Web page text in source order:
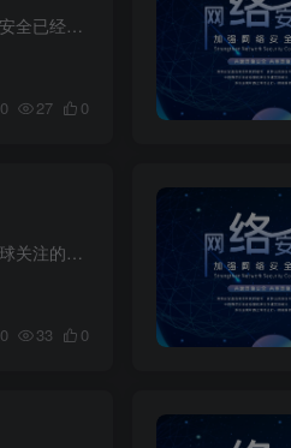
在如今这个数字化迅速发展的时代，网络安全已经成为企业和个人无法忽视的重要议题。随着越来越多的信息存储在云端，网络攻击的风险也在逐步增加。因此，制定和遵守网络安全标准以及实施指南变得...
0 27 0
在当今数字化时代，网络安全已经成为全球关注的焦点之一。随着互联网的普及，消费者在日常生活中越来越依赖在线平台完成各种交易和互动，网络安全与消费者保护的关系也变得愈发密切。这种相互关...
0 33 0